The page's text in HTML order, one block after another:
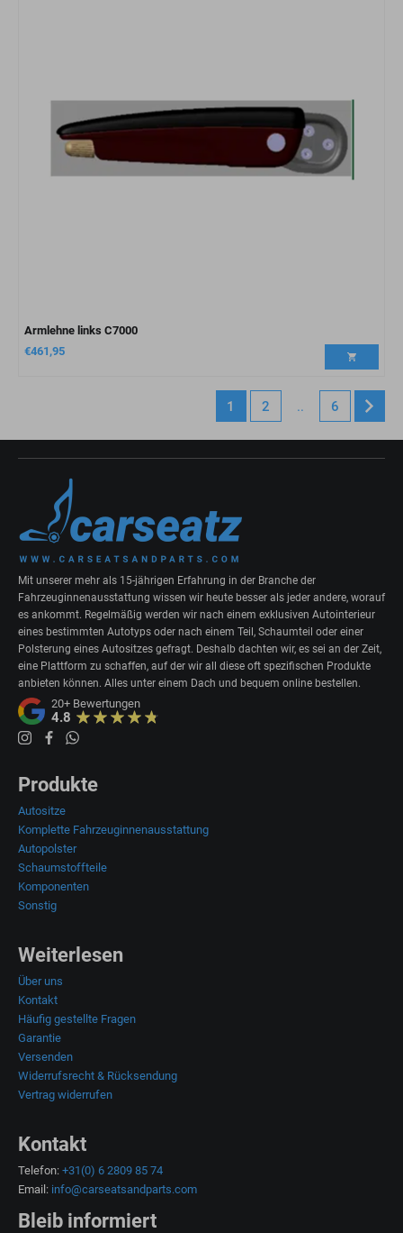
Armlehne links C7000
€461,95
1 2 .. 6
Mit unserer mehr als 15-jährigen Erfahrung in der Branche der
Fahrzeuginnenausstattung wissen wir heute besser als jeder andere, worauf
es ankommt. Regelmäßig werden wir nach einem exklusiven Autointerieur
eines bestimmten Autotyps oder nach einem Teil, Schaumteil oder einer
Polsterung eines Autositzes gefragt. Deshalb dachten wir, es sei an der Zeit,
eine Plattform zu schaffen, auf der wir all diese oft spezifischen Produkte
anbieten können. Alles unter einem Dach und bequem online bestellen.
20+ Bewertungen
4.8
Produkte
Autositze
Komplette Fahrzeuginnenausstattung
Autopolster
Schaumstoffteile
Komponenten
Sonstig
Weiterlesen
Über uns
Kontakt
Häufig gestellte Fragen
Garantie
Versenden
Widerrufsrecht & Rücksendung
Vertrag widerrufen
Kontakt
Telefon: +31(0) 6 2809 85 74
Email: info@carseatsandparts.com
Bleib informiert